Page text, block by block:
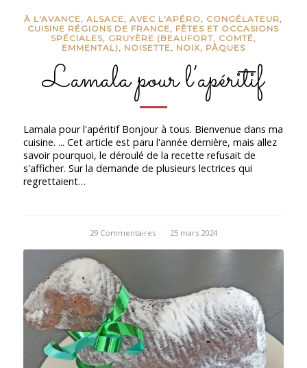
À L'AVANCE,ALSACE,AVEC L'APÉRO, CONGÉLATEUR,
CUISINE RÉGIONS DE FRANCE, FÊTES ET OCCASIONS
SPÉCIALES, GRUYÈRE (BEAUFORT, COMTÉ,
EMMENTAL), NOISETTE, NOIX, PÂQUES
Lamala pour l’apéritif
Lamala pour l'apéritif Bonjour à tous. Bienvenue dans ma
cuisine. ... Cet article est paru l'année dernière, mais allez
savoir pourquoi, le déroulé de la recette refusait de
s'afficher. Sur la demande de plusieurs lectrices qui
regrettaient…
29 Commentaires
/ 25 mars 2024